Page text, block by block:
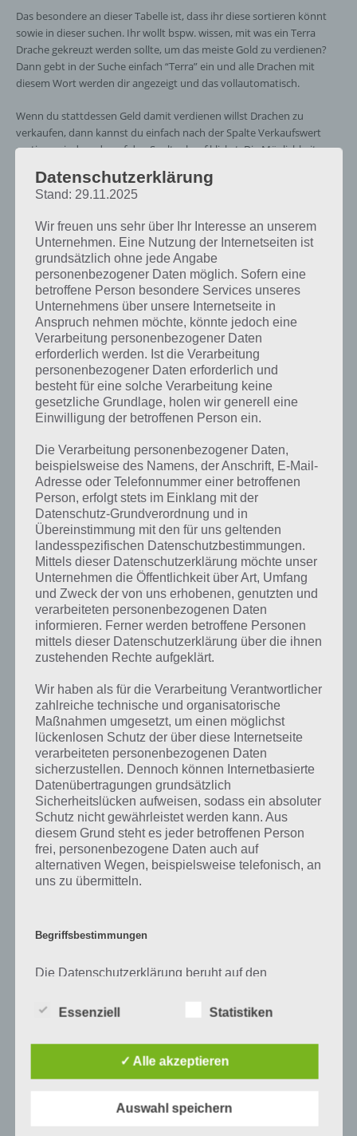
Das besondere an dieser Tabelle ist, dass ihr diese sortieren könnt
sowie in dieser suchen. Ihr wollt bspw. wissen, mit was ein Terra
Drache gekreuzt werden sollte, um das meiste Gold zu verdienen?
Dann gebt in der Suche einfach “Terra” ein und alle Drachen mit
diesem Wort werden dir angezeigt und das vollautomatisch.
Wenn du stattdessen Geld damit verdienen willst Drachen zu
verkaufen, dann kannst du einfach nach der Spalte Verkaufswert
sortieren, indem du auf den Spaltenkopf klickst. Die Möglichkeiten
pro Stunde machen, wenn diese verkauft.
Die Tabelle ist bei weitem noch unvollständig und beinhaltet gerade
mal 42 der über 150 verfügbaren Drachen. Wir werden die Tabelle
aber schnellstmöglich updaten.
Einträge anzeigen
Suchen:
Drache Art
Einnahmen
pro Minute
(Stufe 1)
Einnahmen
pro Minute
(Stufe 10)
Terra
Drache
Terra 18 126
Stern Terra+Elektro 15 105
Korallen
Natur+Meer 12 84
Gummi
Natur+Elektro 12
Laser
Flamme+Elektro 12 84
Tropen
Terra+Natur 12 84
Elektro
Drache
Elektro 12 84
Vulkan Flamme+Terra 11 74
Wasserfall
Meer+Terra 10
Kaktus
Terra+Natur 10 73
1 bis 10 von 42 Einträgen Zurück
Auf WhatsApp teilen Teilen auf Facebook
Tweet auf Twitter
KOMMENTAR
neuste
Datenschutzerklärung
Stand: 29.11.2025
Wir freuen uns sehr über Ihr Interesse an unserem
Unternehmen. Eine Nutzung der Internetseiten ist
grundsätzlich ohne jede Angabe
personenbezogener Daten möglich. Sofern eine
betroffene Person besondere Services unseres
Unternehmens über unsere Internetseite in
Anspruch nehmen möchte, könnte jedoch eine
Verarbeitung personenbezogener Daten
erforderlich werden. Ist die Verarbeitung
personenbezogener Daten erforderlich und
besteht für eine solche Verarbeitung keine
gesetzliche Grundlage, holen wir generell eine
Einwilligung der betroffenen Person ein.
Die Verarbeitung personenbezogener Daten,
beispielsweise des Namens, der Anschrift, E-Mail-
Adresse oder Telefonnummer einer betroffenen
Person, erfolgt stets im Einklang mit der
Datenschutz-Grundverordnung und in
Übereinstimmung mit den für uns geltenden
landesspezifischen Datenschutzbestimmungen.
Mittels dieser Datenschutzerklärung möchte unser
Unternehmen die Öffentlichkeit über Art, Umfang
und Zweck der von uns erhobenen, genutzten und
verarbeiteten personenbezogenen Daten
informieren. Ferner werden betroffene Personen
mittels dieser Datenschutzerklärung über die ihnen
zustehenden Rechte aufgeklärt.
Wir haben als für die Verarbeitung Verantwortlicher
zahlreiche technische und organisatorische
Maßnahmen umgesetzt, um einen möglichst
lückenlosen Schutz der über diese Internetseite
verarbeiteten personenbezogenen Daten
sicherzustellen. Dennoch können Internetbasierte
Datenübertragungen grundsätzlich
Sicherheitslücken aufweisen, sodass ein absoluter
Schutz nicht gewährleistet werden kann. Aus
diesem Grund steht es jeder betroffenen Person
frei, personenbezogene Daten auch auf
alternativen Wegen, beispielsweise telefonisch, an
uns zu übermitteln.
Begriffsbestimmungen
Die Datenschutzerklärung beruht auf den
Richtlinien- und Verordnungsgeber beim Erlass
der Datenschutz-Grundverordnung (DS-GVO)
unsere Kunden und Geschäftspartner einfach
lesbar und verständlich sein. Um dies zu
gewährleisten, möchten wir vorab die verwendeten
Begrifflichkeiten erläutern.
Essenziell Statistiken
✓ Alle akzeptieren
Auswahl speichern